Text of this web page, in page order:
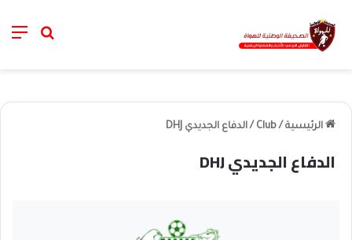
خانة
الرئيسية /
Club
/ الدفاع الجديدي DHJ
الدفاع الجديدي DHJ